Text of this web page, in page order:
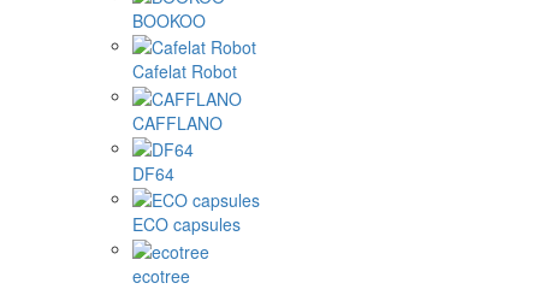
BOOKOO
Cafelat Robot
CAFFLANO
DF64
ECO capsules
ecotree